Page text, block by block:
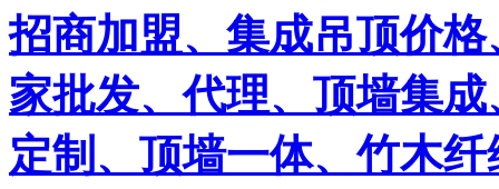
招商加盟、集成吊顶价
家批发、代理、顶墙集
定制、顶墙一体、竹木纤